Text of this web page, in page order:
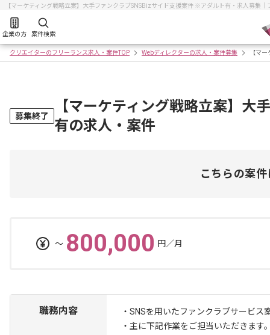
【マーケティング戦略立案】大手ファンクラブSNSBizサイド支援案件 ※アダルト有・求人募集
企業の方 案件検索
クリエイターのフリーランス求人・案件TOP Webディレクターの求人・案件募集 【マ
募集終了
【マーケティング戦略立案】
有の求人・案件
こちらの案
〜 800,000 円／月
職務内容
・SNSを用いたファンクラブサービス
・主に下記作業をご担当いただきます